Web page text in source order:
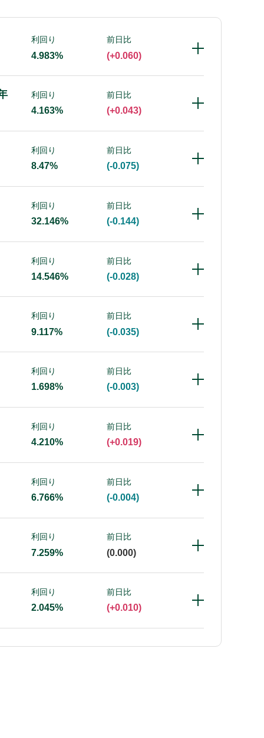
利回り
4.983%
前日比
(+0.060)
利回り
4.163%
前日比
(+0.043)
利回り
8.47%
前日比
(-0.075)
利回り
32.146%
前日比
(-0.144)
利回り
14.546%
前日比
(-0.028)
利回り
9.117%
前日比
(-0.035)
利回り
1.698%
前日比
(-0.003)
利回り
4.210%
前日比
(+0.019)
利回り
6.766%
前日比
(-0.004)
利回り
7.259%
前日比
(0.000)
利回り
2.045%
前日比
(+0.010)